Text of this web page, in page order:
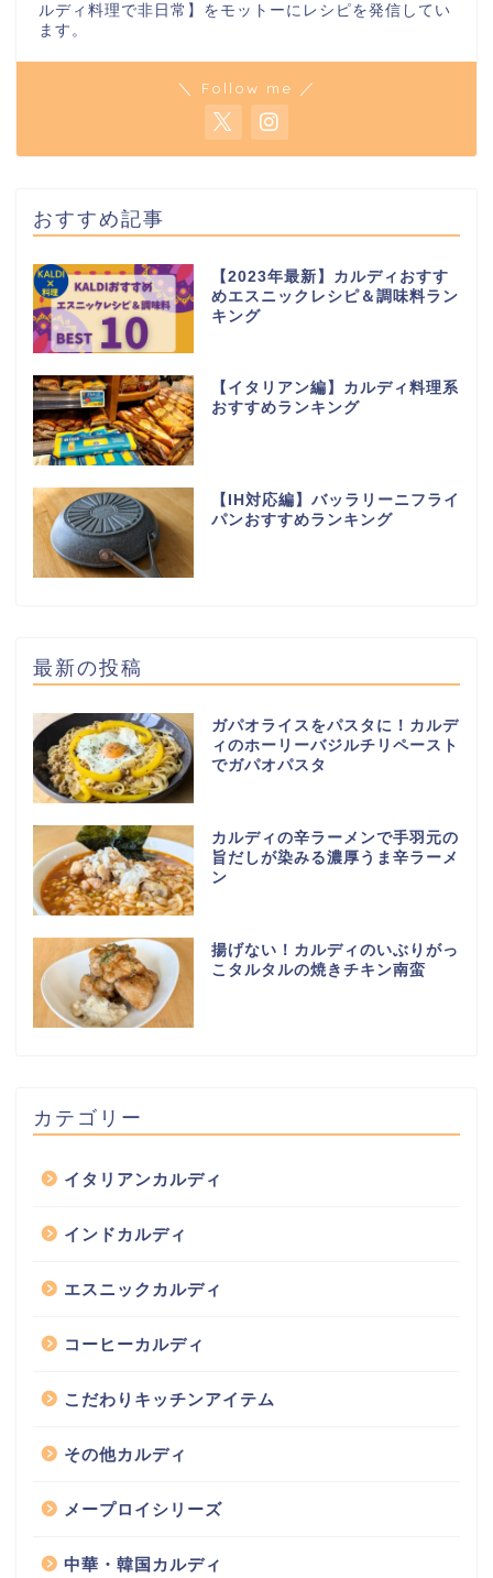
ルディ料理で非日常】をモットーにレシピを発信してい
ます。
＼ Follow me ／
おすすめ記事
【2023年最新】カルディおすす
めエスニックレシピ＆調味料ラン
キング
【イタリアン編】カルディ料理系
おすすめランキング
【IH対応編】バッラリーニフライ
パンおすすめランキング
最新の投稿
ガパオライスをパスタに！カルデ
ィのホーリーバジルチリペースト
でガパオパスタ
カルディの辛ラーメンで手羽元の
旨だしが染みる濃厚うま辛ラーメ
ン
揚げない！カルディのいぶりがっ
こタルタルの焼きチキン南蛮
カテゴリー
イタリアンカルディ
インドカルディ
エスニックカルディ
コーヒーカルディ
こだわりキッチンアイテム
その他カルディ
メープロイシリーズ
中華・韓国カルディ